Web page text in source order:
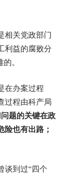
相关党政部门
利益的腐败分
。
在办案过程
过程由科产局
题的关键在政
险也有出路；
谈到过“四个